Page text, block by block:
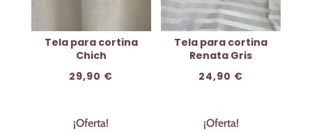
Tela para cortina
Chich
29,90 €
Tela para cortina
Renata Gris
24,90 €
¡Oferta! ¡Oferta!